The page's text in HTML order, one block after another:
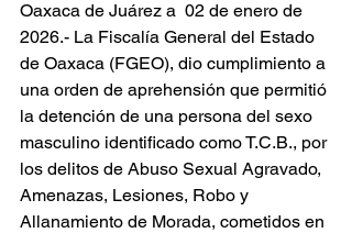
Oaxaca de Juárez a  02 de enero de
2026.- La Fiscalía General del Estado
de Oaxaca (FGEO), dio cumplimiento a
una orden de aprehensión que permitió
la detención de una persona del sexo
masculino identificado como T.C.B., por
los delitos de Abuso Sexual Agravado,
Amenazas, Lesiones, Robo y
Allanamiento de Morada, cometidos en